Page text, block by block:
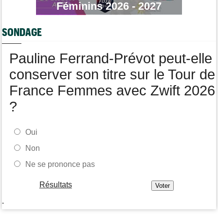
Jan Christen : "J'ai dû me retenir pour ne pas attaquer trop tôt"
Kasia Niewiadoma fait coup double sur la 7e étape
Joao Almeida a abandonné après une nouvelle chute
Féminins 2026 - 2027
SONDAGE
Pauline Ferrand-Prévot peut-elle
conserver son titre sur le Tour de
France Femmes avec Zwift 2026
?
Oui
Non
Ne se prononce pas
Résultats
-